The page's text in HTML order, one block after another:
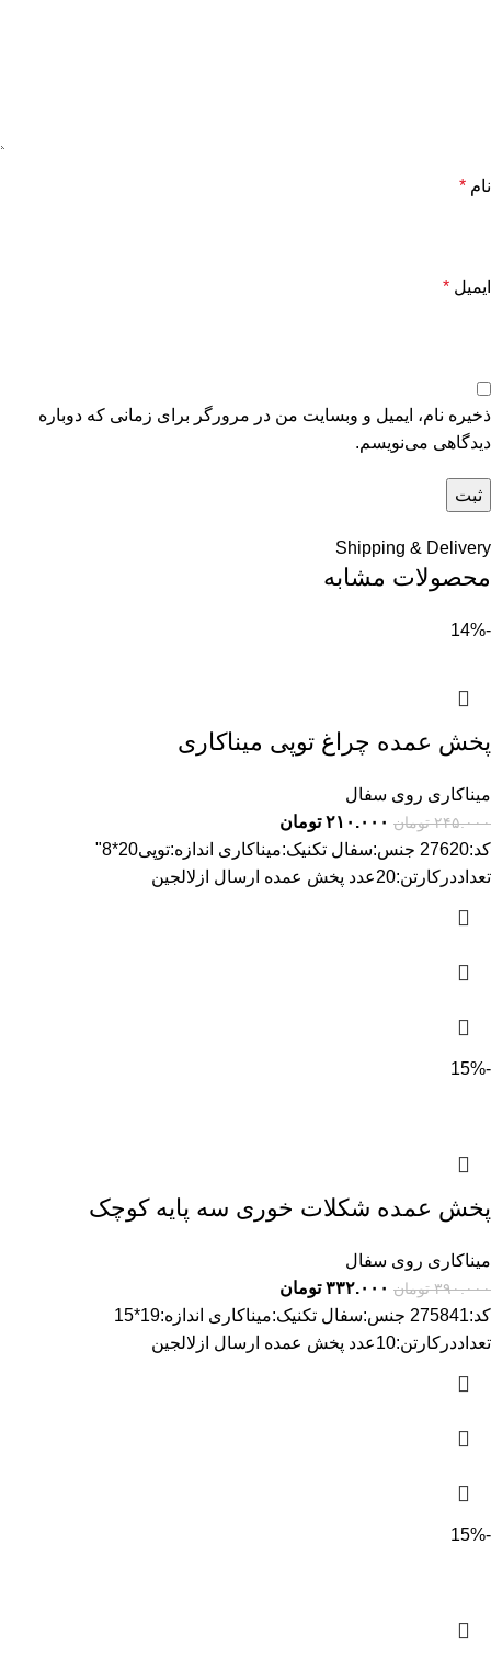
نام *
ایمیل *
ذخیره نام، ایمیل و وبسایت من در مرورگر برای زمانی که دوباره
دیدگاهی می‌نویسم.
Shipping & Delivery
محصولات مشابه
-14%
پخش عمده چراغ توپی میناکاری
میناکاری روی سفال
۲۴۵.۰۰۰ تومان ۲۱۰.۰۰۰ تومان
کد:27620 جنس:سفال تکنیک:میناکاری اندازه:توپی20*8"
تعداددرکارتن:20عدد پخش عمده ارسال ازلالجین
-15%
پخش عمده شکلات خوری سه پایه کوچک
میناکاری روی سفال
۳۹۰.۰۰۰ تومان ۳۳۲.۰۰۰ تومان
کد:275841 جنس:سفال تکنیک:میناکاری اندازه:19*15
تعداددرکارتن:10عدد پخش عمده ارسال ازلالجین
-15%